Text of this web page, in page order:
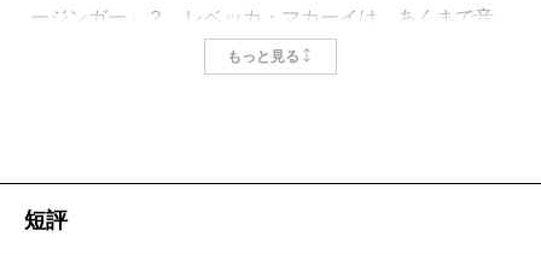
ージンガー」？ レベッカ・マカーイは、あくまで音
楽を戦争に与するものではなく、支配権力に対抗する
編が収録される。マカーイ自身のハンガリー系一族の
もっと見る
短評